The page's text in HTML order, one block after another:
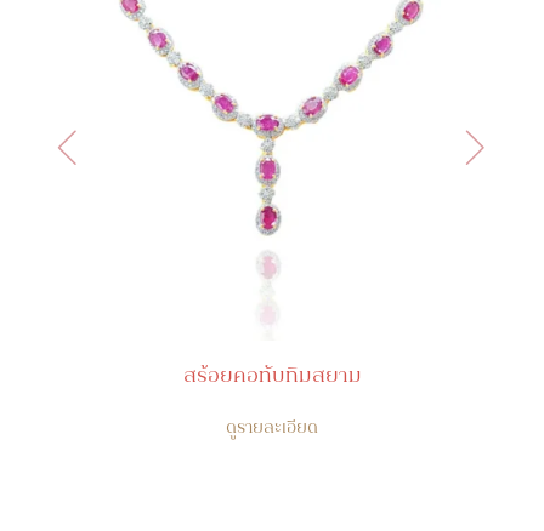
สร้อยคอทับทิมสยาม
ดูรายละเอียด